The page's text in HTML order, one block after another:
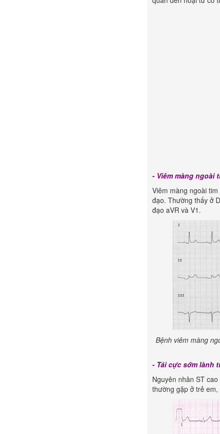
- Viêm màng ngoài
Viêm màng ngoài
đạo. Thường thấy ở
đạo aVR và V1.
Bệnh viêm màng
- Tái cực sớm lành
Nguyên nhân ST
thường gặp ở trẻ